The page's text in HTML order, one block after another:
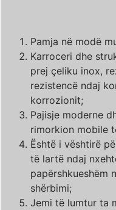
Pamja në modë
Karroceri dhe
prej çeliku inox,
rezistencë ndaj
korrozionit;
Pajisje moderne
rimorkion mobile
Është i vështirë
të lartë ndaj
papërshkueshëm
shërbimi;
Jemi të lumtur ta